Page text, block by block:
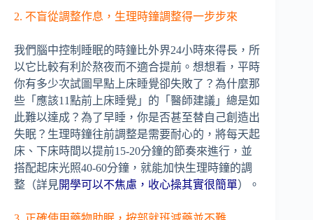
2. 不盲從調整作息，生理時鐘調整得一步步來
我們腦中控制睡眠的時鐘比外界24小時來得長，所
以它比較有利於熬夜而不適合提前。想想看，平時
你有多少次試圖早點上床睡覺卻失敗了？為什麼那
些「應該11點前上床睡覺」的「醫師建議」總是如
此難以達成？為了早睡，你是否甚至替自己創造出
失眠？生理時鐘往前調整是需要耐心的，將每天起
床、下床時間以提前15-20分鐘的節奏來進行，並
搭配起床光照40-60分鐘，就能加快生理時鐘的調
整（詳見開學可以不焦慮，收心操其實很簡單）。